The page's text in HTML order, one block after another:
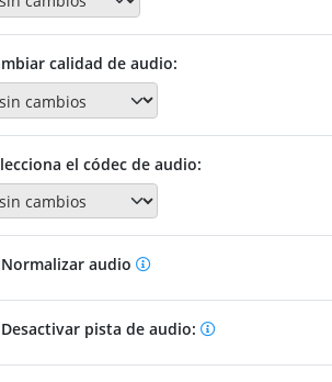
calidad de audio:
el códec de audio:
audio
pista de audio: